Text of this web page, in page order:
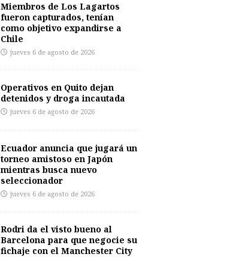
Miembros de Los Lagartos
fueron capturados, tenían
como objetivo expandirse a
Chile
jueves 6 de agosto de 2026
Operativos en Quito dejan
detenidos y droga incautada
jueves 6 de agosto de 2026
Ecuador anuncia que jugará un
torneo amistoso en Japón
mientras busca nuevo
seleccionador
jueves 6 de agosto de 2026
Rodri da el visto bueno al
Barcelona para que negocie su
fichaje con el Manchester City